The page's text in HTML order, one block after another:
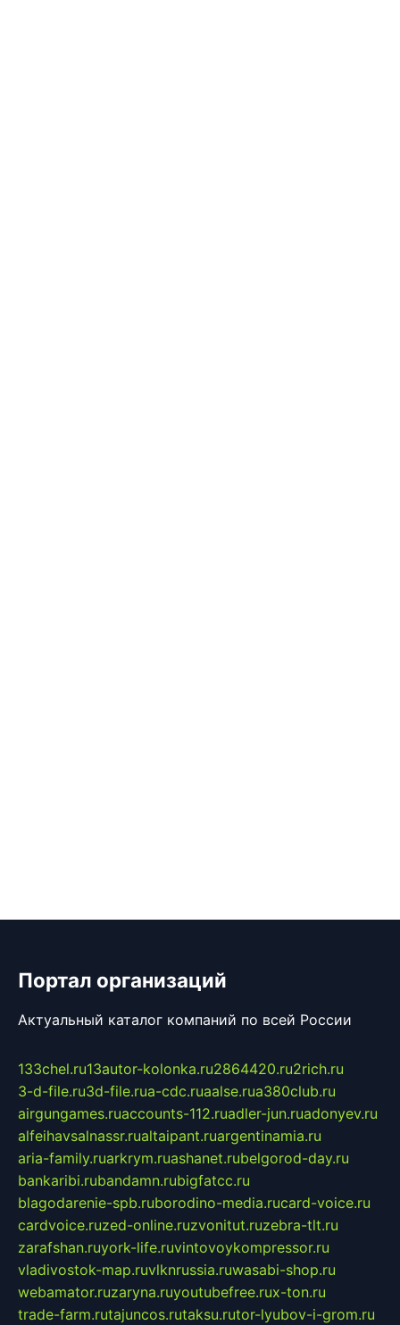
Портал организаций
Актуальный каталог компаний по всей России
133chel.ru13autor-kolonka.ru2864420.ru2rich.ru
3-d-file.ru3d-file.rua-cdc.ruaalse.rua380club.ru
airgungames.ruaccounts-112.ruadler-jun.ruadonyev.ru
alfeihavsalnassr.rualtaipant.ruargentinamia.ru
aria-family.ruarkrym.ruashanet.rubelgorod-day.ru
bankaribi.rubandamn.rubigfatcc.ru
blagodarenie-spb.ruborodino-media.rucard-voice.ru
cardvoice.ruzed-online.ruzvonitut.ruzebra-tlt.ru
zarafshan.ruyork-life.ruvintovoykompressor.ru
vladivostok-map.ruvlknrussia.ruwasabi-shop.ru
webamator.ruzaryna.ruyoutubefree.rux-ton.ru
trade-farm.rutajuncos.rutaksu.rutor-lyubov-i-grom.ru